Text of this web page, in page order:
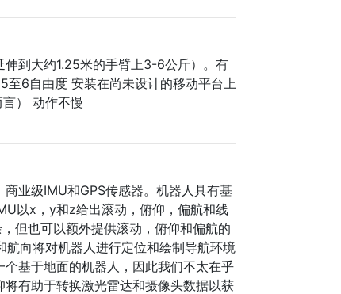
到大约1.25米的手臂上3-6公斤）。有
6自由度 安装在尚未设计的移动平台上
） 动作不慢
业级IMU和GPS传感器。机器人具有基
以x，y和z给出滚动，俯仰，偏航和线
但也可以额外提供滚动，俯仰和偏航的
向将对机器人进行定位和绘制导航环境
基于地面的机器人，因此我们不太在乎
有助于转换激光雷达和摄像头数据以获